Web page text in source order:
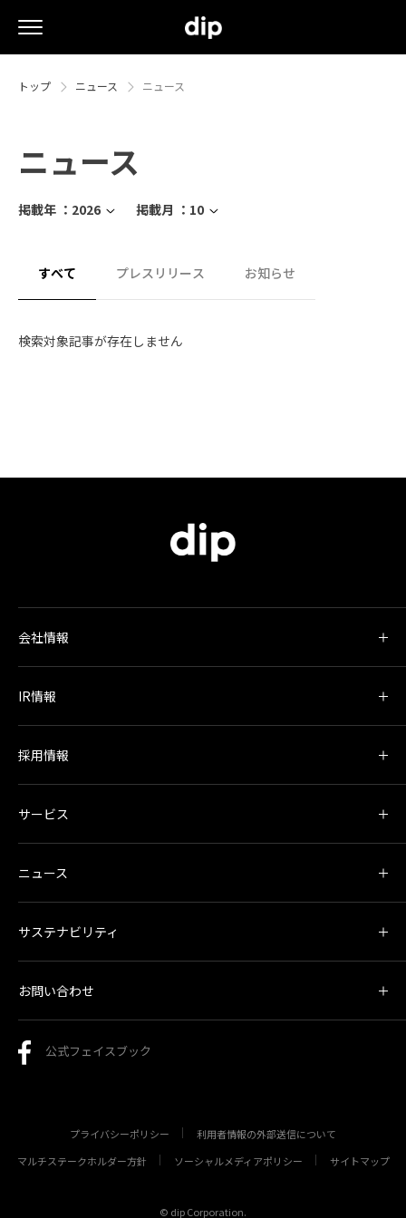
トップ ニュース ニュース
ニュース
掲載年 ： 2026 掲載月 ： 10
すべて プレスリリース お知らせ
検索対象記事が存在しません
会社情報
IR情報
採用情報
サービス
ニュース
サステナビリティ
お問い合わせ
公式フェイスブック
プライバシーポリシー
利用者情報の外部送信について
マルチステークホルダー方針
ソーシャルメディアポリシー サイトマップ
© dip Corporation.